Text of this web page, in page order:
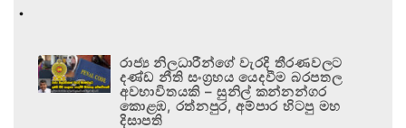
.
රාජ්‍ය නිලධාරීන්ගේ වැරදි තීරණවලට
දණ්ඩ නීති සංග්‍රහය යෙදවීම බරපතල
අවභාවිතයකි – සුනිල් කන්නන්ගර
කොළඹ, රත්නපුර, අම්පාර හිටපු මහ
දිසාපති